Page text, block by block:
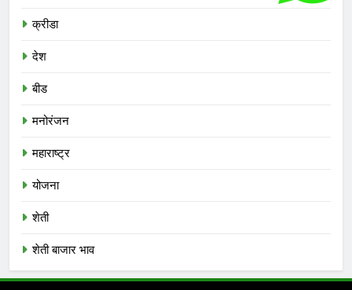
क्रीडा
देश
बीड
मनोरंजन
महाराष्ट्र
योजना
शेती
शेती बाजार भाव